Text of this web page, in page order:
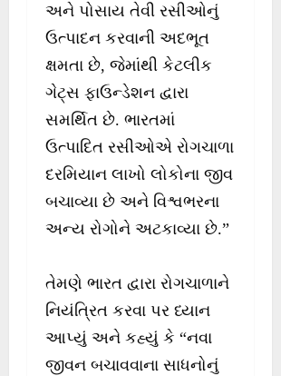
અને પોસાય તેવી રસીઓનું
ઉત્પાદન કરવાની અદભૂત
ક્ષમતા છે, જેમાંથી કેટલીક
ગેટ્સ ફાઉન્ડેશન દ્વારા
સમર્થિત છે. ભારતમાં
ઉત્પાદિત રસીઓએ રોગચાળા
દરમિયાન લાખો લોકોના જીવ
બચાવ્યા છે અને વિશ્વભરના
અન્ય રોગોને અટકાવ્યા છે.”
તેમણે ભારત દ્વારા રોગચાળાને
નિયંત્રિત કરવા પર ધ્યાન
આપ્યું અને કહ્યું કે “નવા
જીવન બચાવવાના સાધનોનું